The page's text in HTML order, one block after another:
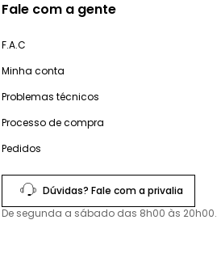
Fale com a gente
F.A.C
Minha conta
Problemas técnicos
Processo de compra
Pedidos
Dúvidas? Fale com a privalia
De segunda a sábado das 8h00 às 20h00.